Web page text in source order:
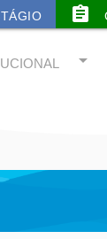
assignment
arrow_drop_down